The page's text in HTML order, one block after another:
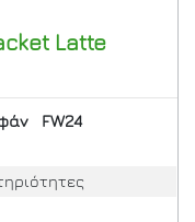
Latte
FW24